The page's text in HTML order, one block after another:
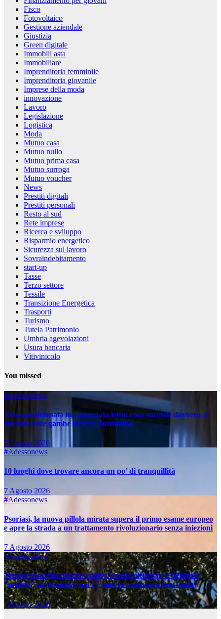
Fisco
Fotovoltaico
Gestione aziendale
Giustizia
Green digitale
Immobili asta
Immobiliare
Imprenditoria femminile
Imprenditoria giovanile
Imprese della moda
innovazione
Lavoro
Legislazione
Logistica
Moda
Mutuo casa
Mutuo nullo
Mutuo prima casa
Mutuo surroga
Mutuo voucher
News
Prestiti digitali
Prestiti personali
Resto al sud
Rete imprese
Ricerca e sviluppo
Risparmio energetico
Sicurezza sul lavoro
Sovraindebitamento
start-up
Tasse
Terzo settore
Tessile
Transizione Energetica
Trasporti
Turismo
Tutela Patrimonio
Umbria agevolazioni
Usura bancaria
Vitivinicolo
You missed
#Adessonews
Aria condizionata in camera da letto: cosa succede davvero ai
muscoli delle gambe mentre dormiamo
7 Agosto 2026
#Adessonews
10 luoghi dove trovare ancora un po’ di tranquillità
7 Agosto 2026
#Adessonews
Psoriasi, la nuova pillola mirata supera il primo esame europeo
e apre la strada a un trattamento rivoluzionario senza iniezioni
7 Agosto 2026
#Adessonews
Trump si scaglia ancora contro le auto elettriche e definisce
“malato” chi le guida (ma 17 mesi fa comprava una Tesla)
7 Agosto 2026